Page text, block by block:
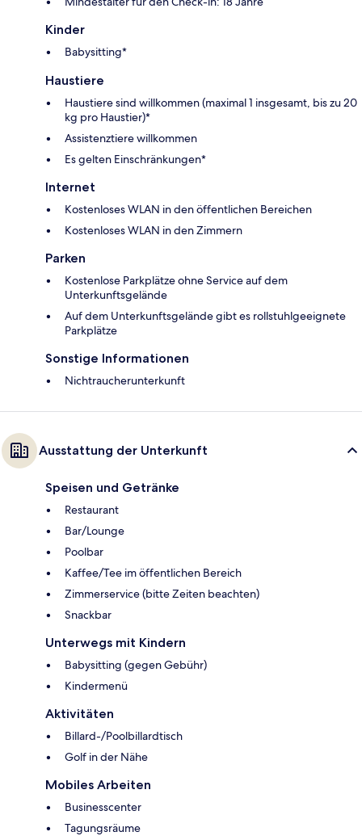
Kinder
Babysitting*
Haustiere
Haustiere sind willkommen (maximal 1 insgesamt, bis zu 20
kg pro Haustier)*
Assistenztiere willkommen
Es gelten Einschränkungen*
Internet
Kostenloses WLAN in den öffentlichen Bereichen
Kostenloses WLAN in den Zimmern
Parken
Kostenlose Parkplätze ohne Service auf dem
Unterkunftsgelände
Auf dem Unterkunftsgelände gibt es rollstuhlgeeignete
Parkplätze
Sonstige Informationen
Nichtraucherunterkunft
Ausstattung der Unterkunft
Speisen und Getränke
Restaurant
Bar/Lounge
Poolbar
Kaffee/Tee im öffentlichen Bereich
Zimmerservice (bitte Zeiten beachten)
Snackbar
Unterwegs mit Kindern
Babysitting (gegen Gebühr)
Kindermenü
Aktivitäten
Billard-/Poolbillardtisch
Golf in der Nähe
Mobiles Arbeiten
Businesscenter
Tagungsräume